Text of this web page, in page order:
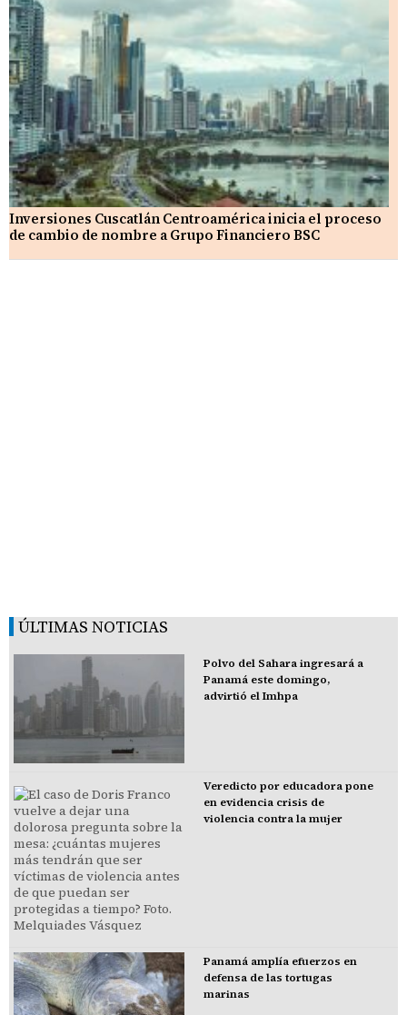
Inversiones Cuscatlán Centroamérica inicia el proceso
de cambio de nombre a Grupo Financiero BSC
ÚLTIMAS NOTICIAS
Polvo del Sahara ingresará a
Panamá este domingo,
advirtió el Imhpa
Veredicto por educadora pone
en evidencia crisis de
violencia contra la mujer
Panamá amplía efuerzos en
defensa de las tortugas
marinas